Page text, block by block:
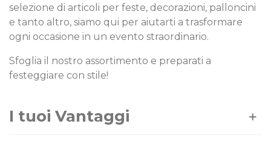
selezione di articoli per feste, decorazioni, palloncini
e tanto altro, siamo qui per aiutarti a trasformare
ogni occasione in un evento straordinario.
Sfoglia il nostro assortimento e preparati a
festeggiare con stile!
I tuoi Vantaggi